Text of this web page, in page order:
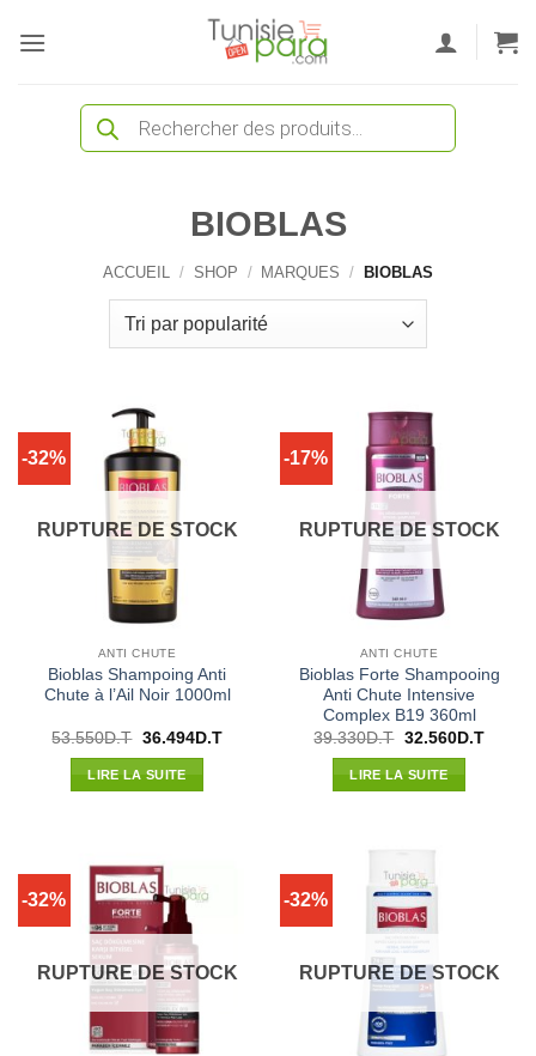
Recherche
produits
BIOBLAS
ACCUEIL / SHOP / MARQUES / BIOBLAS
-32%
RUPTURE DE STOCK
ANTI CHUTE
Bioblas Shampoing Anti
Chute à l’Ail Noir 1000ml
53.550D.T Le
initial
était :
36.494D.TLe
LIRE LA SUITE
-17%
RUPTURE DE STOCK
ANTI CHUTE
Bioblas Forte Shampooing
Anti Chute Intensive
Complex B19 360ml
39.330D.T Le
initial
était :
32.560D.TLe
LIRE LA SUITE
-32%
RUPTURE DE STOCK
-32%
RUPTURE DE STOCK